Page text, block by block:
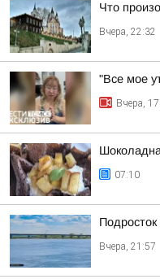
Что
Вчера, 22:32
"Все мое
Вчера,
07:10
Вчера, 21:57